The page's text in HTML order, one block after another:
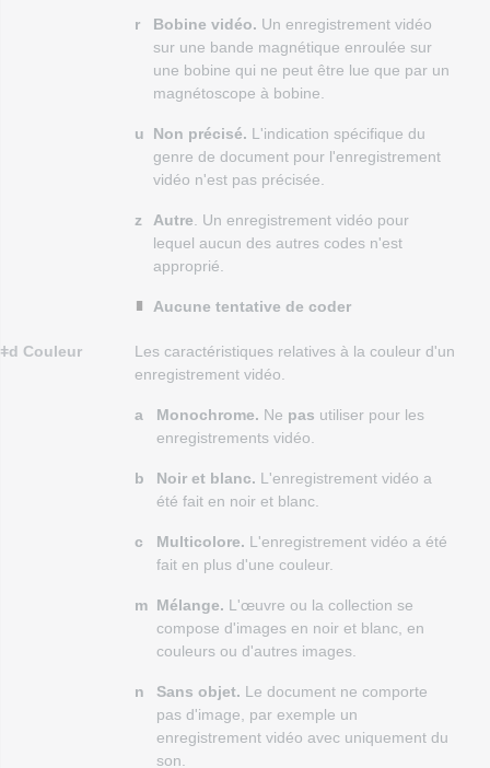
r Bobine vidéo. Un enregistrement vidéo
sur une bande magnétique enroulée sur
une bobine qui ne peut être lue que par un
magnétoscope à bobine.
u Non précisé. L'indication spécifique du
genre de document pour l'enregistrement
vidéo n'est pas précisée.
z Autre . Un enregistrement vidéo pour
lequel aucun des autres codes n'est
approprié.
Aucune tentative de coder
ǂd Couleur
Les caractéristiques relatives à la couleur d'un
enregistrement vidéo.
a Monochrome. Ne pas utiliser pour les
enregistrements vidéo.
b Noir et blanc. L'enregistrement vidéo a
été fait en noir et blanc.
c Multicolore. L'enregistrement vidéo a été
fait en plus d'une couleur.
m Mélange. L'œuvre ou la collection se
compose d'images en noir et blanc, en
couleurs ou d'autres images.
n Sans objet. Le document ne comporte
pas d'image, par exemple un
enregistrement vidéo avec uniquement du
son.